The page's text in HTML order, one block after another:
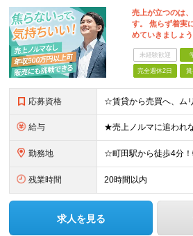
売上が立つのは
す。 焦らず着実
めていきましょう
未経験歓迎
完全週休2日
応募資格
給与
勤務地
残業時間 20時間以内
求人を見る